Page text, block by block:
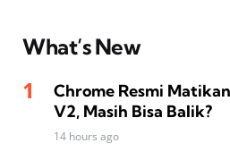
What’s New
Chrome Resmi
V2, Masih Bisa Balik?
14 hours ago